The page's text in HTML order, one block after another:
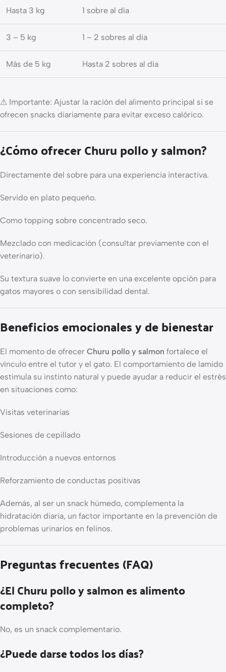
Hasta 3 kg 1 sobre al día
3 – 5 kg 1 – 2 sobres al día
Más de 5 kg Hasta 2 sobres al día
⚠ Importante: Ajustar la ración del alimento principal si se
ofrecen snacks diariamente para evitar exceso calórico.
¿Cómo ofrecer Churu pollo y salmon?
Directamente del sobre para una experiencia interactiva.
Servido en plato pequeño.
Como topping sobre concentrado seco.
Mezclado con medicación (consultar previamente con el
veterinario).
Su textura suave lo convierte en una excelente opción para
gatos mayores o con sensibilidad dental.
Beneficios emocionales y de bienestar
El momento de ofrecer Churu pollo y salmon fortalece el
vínculo entre el tutor y el gato. El comportamiento de lamido
estimula su instinto natural y puede ayudar a reducir el estrés
en situaciones como:
Visitas veterinarias
Sesiones de cepillado
Introducción a nuevos entornos
Reforzamiento de conductas positivas
Además, al ser un snack húmedo, complementa la
hidratación diaria, un factor importante en la prevención de
problemas urinarios en felinos.
Preguntas frecuentes (FAQ)
¿El Churu pollo y salmon es alimento
completo?
No, es un snack complementario.
¿Puede darse todos los días?